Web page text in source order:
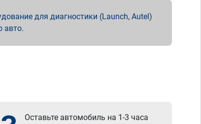
для диагностики (Launch, Autel)
авто.
Оставьте автомобиль на 1-3 часа